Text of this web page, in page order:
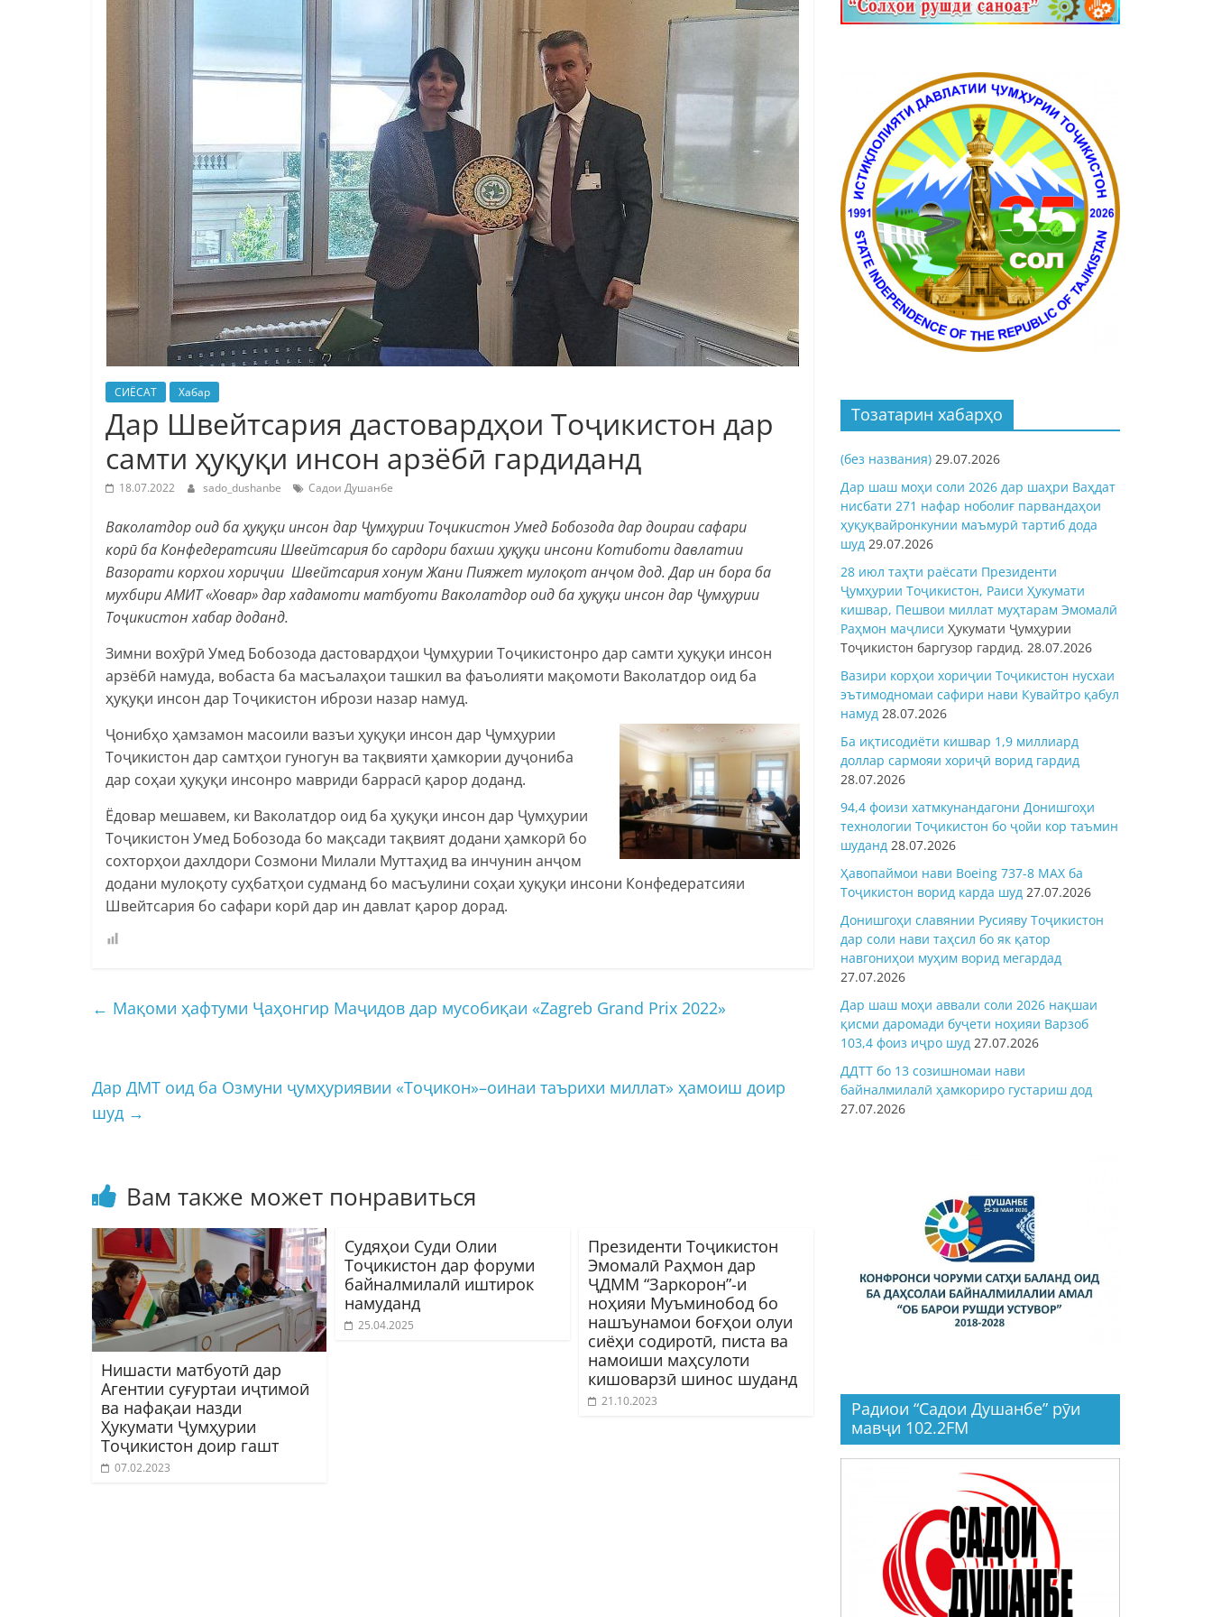
СИЁСАТ Хабар
Дар Швейтсария дастовардҳои Тоҷикистон дар
самти ҳуқуқи инсон арзёбӣ гардиданд
18.07.2022 sado_dushanbe Садои Душанбе
Ваколатдор оид ба ҳуқуқи инсон дар Ҷумҳурии Тоҷикистон Умед Бобозода дар доираи сафари
корӣба Конфедератсияи Швейтсария бо сардори бахшиҳуқуқи инсони Котиботи давлатии
Вазорати корхои хориҷии Швейтсария хонум Жани Пияжет мулоқот анҷомдод. Дар ин бора ба
мухбири АМИТ «Ховар» дар хадамоти матбуоти Ваколатдор оид ба ҳуқуқи инсон дар Ҷумҳурии
Тоҷикистон хабар доданд.
Зимни вохӯрӣ Умед Бобозода дастовардҳои Ҷумҳурии Тоҷикистонро дар самти ҳуқуқи инсон
арзёбӣ намуда, вобаста ба масъалаҳои ташкил ва фаъолияти мақомоти Ваколатдор оид ба
ҳуқуқи инсон дар Тоҷикистон ибрози назар намуд.
Ҷонибҳо ҳамзамон масоили вазъи ҳуқуқи инсон дар Ҷумҳурии
Тоҷикистон дар самтҳои гуногун ва тақвияти ҳамкории дуҷониба
дар соҳаи ҳуқуқи инсонро мавриди баррасӣ қарор доданд.
Ёдовар мешавем, ки Ваколатдор оид ба ҳуқуқи инсон дар Ҷумҳурии
Тоҷикистон Умед Бобозода бо мақсади тақвият додани ҳамкорӣ бо
сохторҳои дахлдори Созмони Милали Муттаҳид ва инчунин анҷом
додани мулоқоту суҳбатҳои судманд бо масъулини соҳаи ҳуқуқи инсони Конфедератсияи
Швейтсария бо сафари корӣ дар ин давлат қарор дорад.
← Мақоми ҳафтуми Ҷаҳонгир Маҷидов дар мусобиқаи «Zagreb Grand Prix 2022»
Дар ДМТ оид ба Озмуни ҷумҳуриявии «Тоҷикон»–оинаи таърихи миллат» ҳамоиш доир
шуд →
Вам также может понравиться
Нишасти матбуотӣ дар
Агентии суғуртаи иҷтимоӣ
ва нафақаи назди
Ҳукумати Ҷумҳурии
Тоҷикистон доир гашт
07.02.2023
Судяҳои Суди Олии
Тоҷикистон дар форуми
байналмилалӣ иштирок
намуданд
25.04.2025
Президенти Тоҷикистон
Эмомалӣ Раҳмон дар
ҶДММ “Заркорон”-и
ноҳияи Муъминобод бо
нашъунамои боғҳои олуи
сиёҳи содиротӣ, писта ва
намоиши маҳсулоти
кишоварзӣ шинос шуданд
21.10.2023
Тозатарин хабарҳо
(без названия) 29.07.2026
Дар шаш моҳи соли 2026 дар шаҳри Ваҳдат
нисбати 271 нафар ноболиғ парвандаҳои
ҳуқуқвайронкунии маъмурӣ тартиб дода
шуд 29.07.2026
28 июл таҳти раёсати Президенти
Ҷумҳурии Тоҷикистон, Раиси Ҳукумати
кишвар, Пешвои миллат муҳтарам Эмомалӣ
Раҳмон маҷлиси Ҳукумати Ҷумҳурии
Тоҷикистон баргузор гардид. 28.07.2026
Вазири корҳои хориҷии Тоҷикистон нусхаи
эътимодномаи сафири нави Кувайтро қабул
намуд 28.07.2026
Ба иқтисодиёти кишвар 1,9 миллиард
доллар сармояи хориҷӣ ворид гардид
28.07.2026
94,4 фоизи хатмкунандагони Донишгоҳи
технологии Тоҷикистон бо ҷойи кор таъмин
шуданд 28.07.2026
Ҳавопаймои нави Boeing 737-8 MAX ба
Тоҷикистон ворид карда шуд 27.07.2026
Донишгоҳи славянии Русияву Тоҷикистон
дар соли нави таҳсил бо як қатор
навгониҳои муҳим ворид мегардад
27.07.2026
Дар шаш моҳи аввали соли 2026 нақшаи
қисми даромади буҷети ноҳияи Варзоб
103,4 фоиз иҷро шуд 27.07.2026
ДДТТ бо 13 созишномаи нави
байналмилалӣ ҳамкориро густариш дод
27.07.2026
Радиои “Садои Душанбе” рӯи
мавҷи 102.2FM